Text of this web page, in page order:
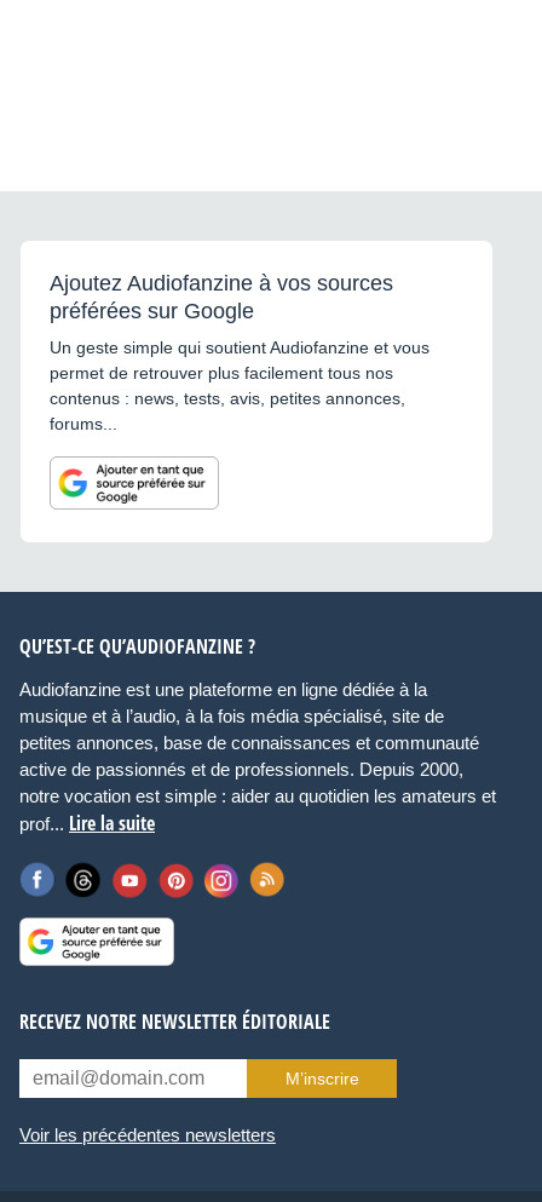
Ajoutez Audiofanzine à vos sources
préférées sur Google
Un geste simple qui soutient Audiofanzine et vous
permet de retrouver plus facilement tous nos
contenus : news, tests, avis, petites annonces,
forums...
QU’EST-CE QU’AUDIOFANZINE ?
Audiofanzine est une plateforme en ligne dédiée à la
musique et à l’audio, à la fois média spécialisé, site de
petites annonces, base de connaissances et communauté
active de passionnés et de professionnels. Depuis 2000,
notre vocation est simple : aider au quotidien les amateurs et
prof... Lire la suite
RECEVEZ NOTRE NEWSLETTER ÉDITORIALE
M’inscrire
Voir les précédentes newsletters